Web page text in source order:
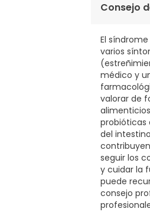
69,97€ /
Consejo
El
varios
médico y
valorar de
probióticas
del
seguir los
y cuidar la
puede
consejo